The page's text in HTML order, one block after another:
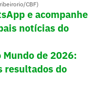
CBF)
e acompanhe
notícias do
Mundo de 2026:
resultados do